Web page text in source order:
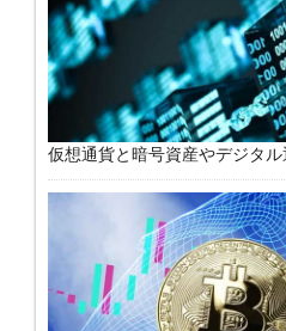
仮想通貨と暗号資産やデジタ